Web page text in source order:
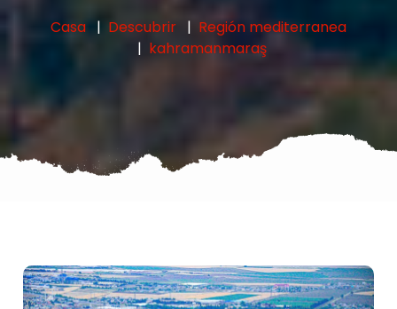
Casa Descubrir
Región mediterranea
kahramanmaraş